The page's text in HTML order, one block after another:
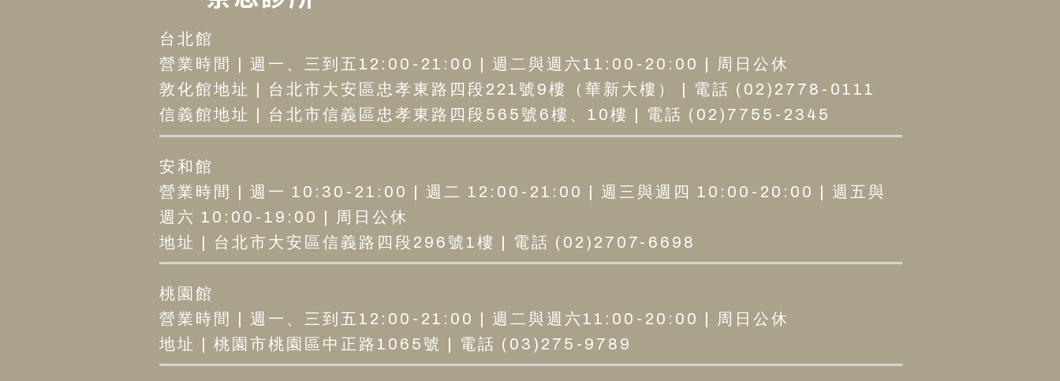
台北館
營業時間 | 週一、三到五12:00-21:00 | 週二與週六11:00-20:00 | 周日公休
敦化館地址 | 台北市大安區忠孝東路四段221號9樓（華新大樓） | 電話 (02)2778-0111
信義館地址 | 台北市信義區忠孝東路四段565號6樓、10樓 | 電話 (02)7755-2345
安和館
營業時間 | 週一 10:30-21:00 | 週二 12:00-21:00 | 週三與週四 10:00-20:00 | 週五與
週六 10:00-19:00 | 周日公休
地址 | 台北市大安區信義路四段296號1樓 | 電話 (02)2707-6698
桃園館
營業時間 | 週一、三到五12:00-21:00 | 週二與週六11:00-20:00 | 周日公休
地址 | 桃園市桃園區中正路1065號 | 電話 (03)275-9789